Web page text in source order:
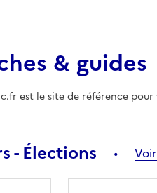
& guides
est le site de référence
- Élections